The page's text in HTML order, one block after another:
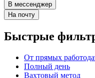
В мессенджер
На почту
Быстрые
От прямых
Полный день
Вахтовый метод